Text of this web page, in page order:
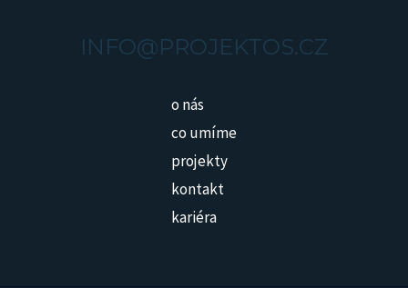
INFO@PROJEKTOS.CZ
o nás
co umíme
projekty
kontakt
kariéra